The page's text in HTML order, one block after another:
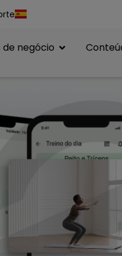
de negócio